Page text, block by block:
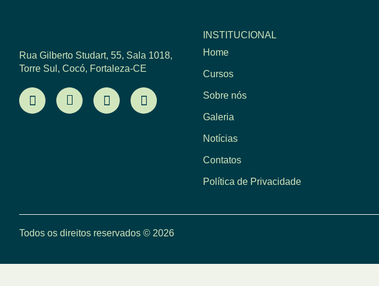
Rua Gilberto Studart, 55, Sala 1018,
Torre Sul, Cocó, Fortaleza-CE
INSTITUCIONAL
Home
Cursos
Sobre nós
Galeria
Notícias
Contatos
Política de Privacidade
Todos os direitos reservados © 2026